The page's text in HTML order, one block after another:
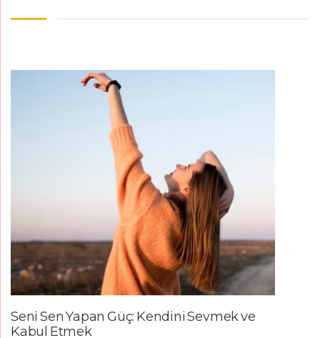
Seni Sen Yapan Güç: Kendini Sevmek ve
Kabul Etmek